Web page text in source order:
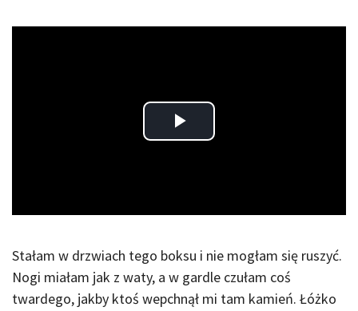
Play
Stałam w drzwiach tego boksu i nie mogłam się ruszyć.
Nogi miałam jak z waty, a w gardle czułam coś
twardego, jakby ktoś wepchnął mi tam kamień. Łóżko